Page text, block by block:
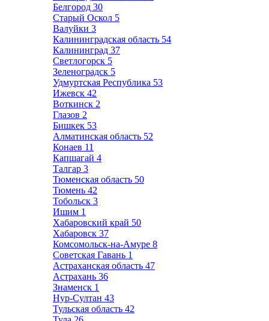
Белгород 30
Старый Оскол 5
Валуйки 3
Калининградская область 54
Калининград 37
Светлогорск 5
Зеленоградск 5
Удмуртская Республика 53
Ижевск 42
Воткинск 2
Глазов 2
Бишкек 53
Алматинская область 52
Конаев 11
Капшагай 4
Талгар 3
Тюменская область 50
Тюмень 42
Тобольск 3
Ишим 1
Хабаровский край 50
Хабаровск 37
Комсомольск-на-Амуре 8
Советская Гавань 1
Астраханская область 47
Астрахань 36
Знаменск 1
Нур-Султан 43
Тульская область 42